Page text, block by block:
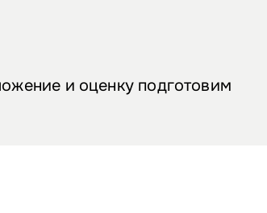
и оценку подготовим